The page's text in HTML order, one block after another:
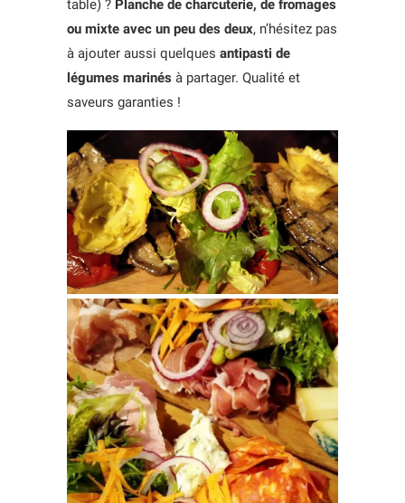
table) ? Planche de charcuterie, de fromages
ou mixte avec un peu des deux, n’hésitez pas
à ajouter aussi quelques antipasti de
légumes marinés à partager. Qualité et
saveurs garanties !